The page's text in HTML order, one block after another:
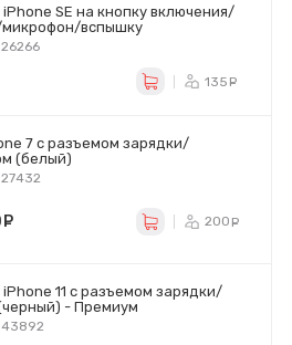
SE на кнопку включения/
микрофон/вспышку
135
7 с разъемом зарядки/
(белый)
200
11 с разъемом зарядки/
- Премиум
43892